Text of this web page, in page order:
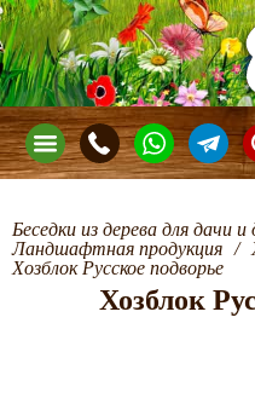
Беседки из дерева для дачи и
Ландшафтная продукция /
Хозблок Русское подворье
Хозблок